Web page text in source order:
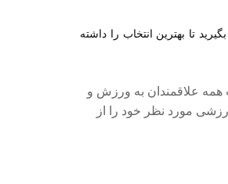
تا بهترین انتخاب را داشته
همه علاقمندان به ورزش و
مورد نظر خود را از